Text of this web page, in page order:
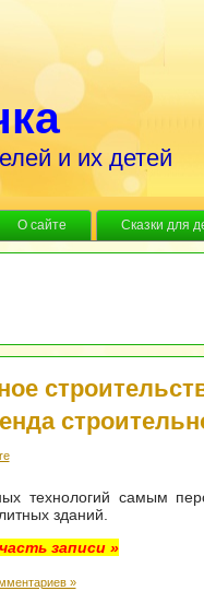
и их детей
О сайте Сказки для
технологий самым
зданий.
записи »
»